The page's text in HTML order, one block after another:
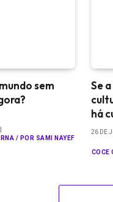
sem
/ POR SAMI NAYEF
Se
há
26 DE
COCE